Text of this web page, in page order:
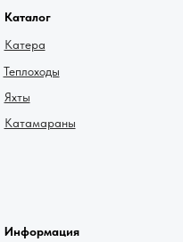
Каталог
Катамараны
Яхты
Теплоходы
Катера
Информация